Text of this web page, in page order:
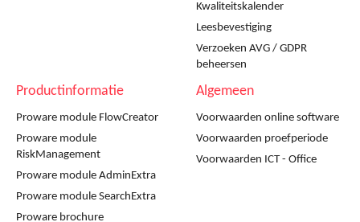
Kwaliteitskalender
Leesbevestiging
Verzoeken AVG / GDPR
beheersen
Productinformatie
Proware module FlowCreator
Proware module
RiskManagement
Proware module AdminExtra
Proware module SearchExtra
Proware brochure
Algemeen
Voorwaarden online software
Voorwaarden proefperiode
Voorwaarden ICT - Office